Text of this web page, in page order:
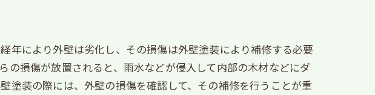
年により外壁は劣化し、その損傷は外壁塗装により補修する必要
損傷が放置されると、雨水などが侵入して内部の木材などにダ
塗装の際には、外壁の損傷を確認して、その補修を行うことが重